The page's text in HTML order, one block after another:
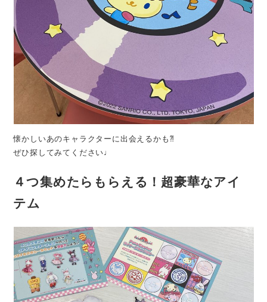
懐かしいあのキャラクターに出会えるかも⁈
ぜひ探してみてください♩
４つ集めたらもらえる！超豪華なアイ
テム